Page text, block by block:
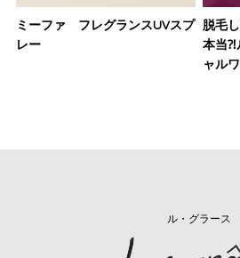
ミーファ フレグランスUVスプ
レー
脱毛
本当⁈
ャル
ル・グラース